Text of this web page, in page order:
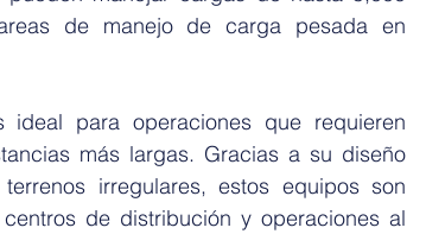
de manejo de carga pesada en
ideal para operaciones que requieren
más largas. Gracias a su diseño
irregulares, estos equipos son
de distribución y operaciones al